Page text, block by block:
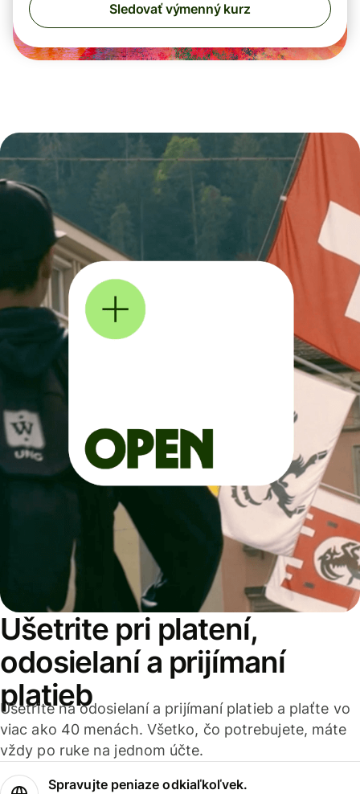
Sledovať výmenný kurz
Ušetrite pri platení,
odosielaní a prijímaní
platieb
Ušetrite na odosielaní a prijímaní platieb a plaťte vo
viac ako 40 menách. Všetko, čo potrebujete, máte
vždy po ruke na jednom účte.
Spravujte peniaze odkiaľkoľvek.